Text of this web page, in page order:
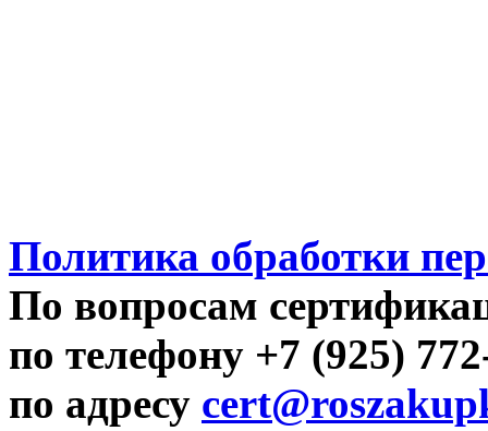
Политика обработки
По вопросам
по телефону +7 (925)
по адресу